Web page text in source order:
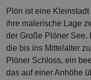
Plön ist eine
ihre malerische Lage
der Große Plöner See.
die bis ins Mittelalter
Plöner Schloss, ein
das auf einer Anhöhe